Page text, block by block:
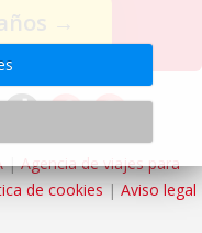
→
|Agencia de viajes para
de cookies | Aviso legal